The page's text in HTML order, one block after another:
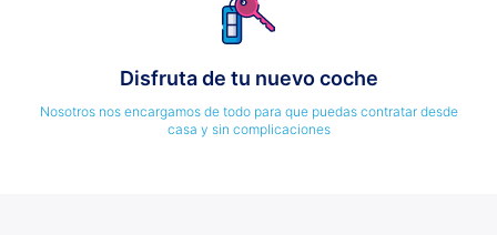
Disfruta de tu nuevo coche
Nosotros nos encargamos de todo para que puedas contratar desde
casa y sin complicaciones